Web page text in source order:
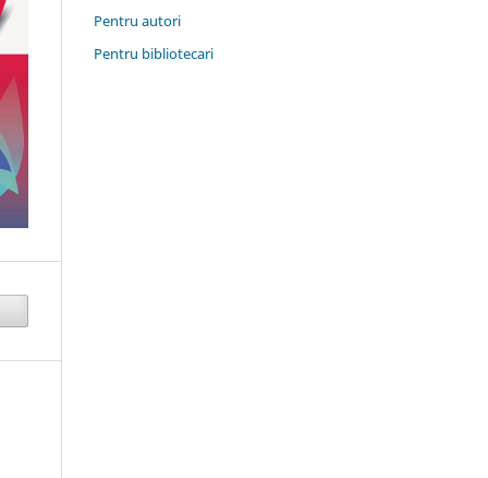
Pentru autori
Pentru bibliotecari